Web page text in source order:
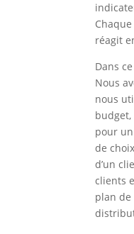
réagit
Dans
Nous
nous
pour
de
d’un
clients
plan